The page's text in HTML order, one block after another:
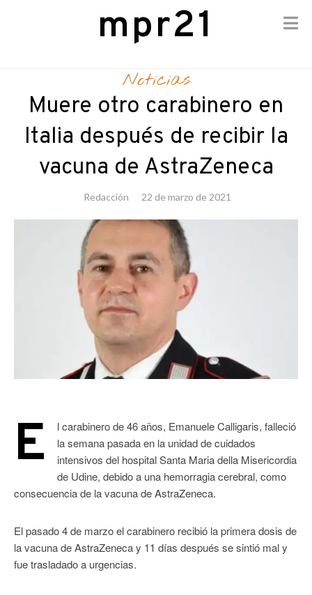
content
mpr21
Noticias
Muere otro carabinero en
Italia después de recibir la
vacuna de AstraZeneca
Redacción 22 de marzo de 2021
E
l carabinero de 46 años, Emanuele Calligaris, falleció
la semana pasada en la unidad de cuidados
intensivos del hospital Santa Maria della Misericordia
de Udine, debido a una hemorragia cerebral, como
consecuencia de la vacuna de AstraZeneca.
El pasado 4 de marzo el carabinero recibió la primera dosis de
la vacuna de AstraZeneca y 11 días después se sintió mal y
fue trasladado a urgencias.